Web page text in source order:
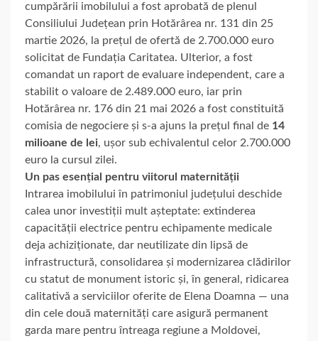
cumpărării imobilului a fost aprobată de plenul
Consiliului Județean prin Hotărârea nr. 131 din 25
martie 2026, la prețul de ofertă de 2.700.000 euro
solicitat de Fundația Caritatea. Ulterior, a fost
comandat un raport de evaluare independent, care a
stabilit o valoare de 2.489.000 euro, iar prin
Hotărârea nr. 176 din 21 mai 2026 a fost constituită
comisia de negociere și s-a ajuns la prețul final de 14
milioane de lei, ușor sub echivalentul celor 2.700.000
euro la cursul zilei.
Un pas esențial pentru viitorul maternității
Intrarea imobilului în patrimoniul județului deschide
calea unor investiții mult așteptate: extinderea
capacității electrice pentru echipamente medicale
deja achiziționate, dar neutilizate din lipsă de
infrastructură, consolidarea și modernizarea clădirilor
cu statut de monument istoric și, în general, ridicarea
calitativă a serviciilor oferite de Elena Doamna — una
din cele două maternități care asigură permanent
garda mare pentru întreaga regiune a Moldovei,